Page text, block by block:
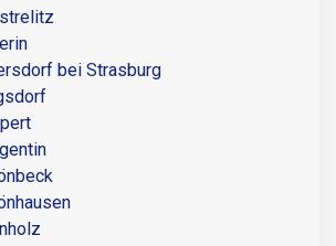
bei Strasburg